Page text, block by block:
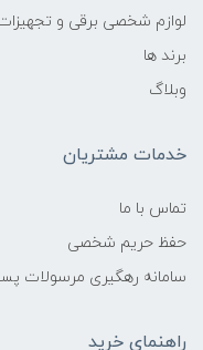
لوازم شخصی برقی و
برند ها
وبلاگ
خدمات مشتریان
تماس با ما
حفظ حریم شخصی
سامانه رهگیری مرسولات
راهنمای خرید